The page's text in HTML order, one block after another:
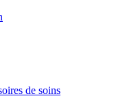
de soins